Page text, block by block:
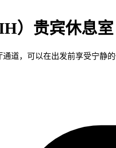
）贵宾休息室
道，可以在出发前享受宁静